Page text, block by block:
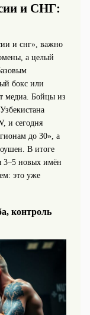
и СНГ:
и снг», важно
а целый
бокс или
медиа. Бойцы из
и сегодня
до 30», а
В итоге
3–5 новых имён
это уже
контроль